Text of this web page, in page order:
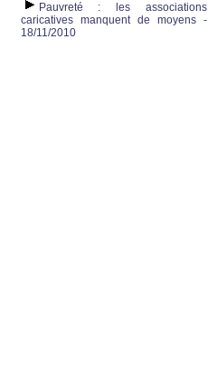
Pauvreté : les associations
caricatives manquent de moyens -
18/11/2010